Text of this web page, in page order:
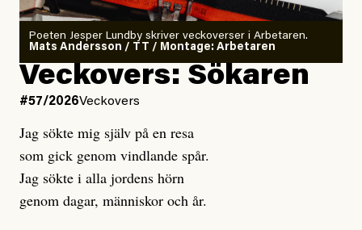
Poeten Jesper Lundby skriver veckoverser i Arbetaren.
Mats Andersson / TT / Montage: Arbetaren
Veckovers: Sökaren
#57/2026Veckovers
Jag sökte mig själv på en resa
som gick genom vindlande spår.
Jag sökte i alla jordens hörn
genom dagar, människor och år.